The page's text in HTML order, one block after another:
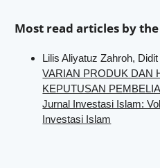
Most read articles by
Lilis Aliyatuz Zahroh,
VARIAN PRODUK DAN
KEPUTUSAN
Jurnal Investasi Islam:
Investasi Islam